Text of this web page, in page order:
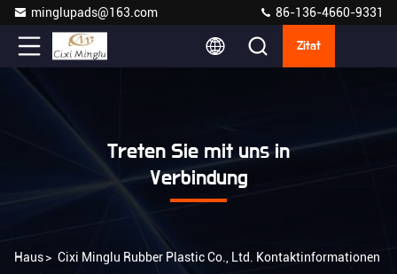
minglupads@163.com 86-136-4660-9331
Zitat
Treten Sie mit uns in
Verbindung
Haus> Cixi Minglu Rubber Plastic Co., Ltd. Kontaktinformationen